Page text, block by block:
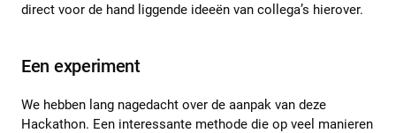
direct voor de hand liggende ideeën van collega’s hierover.
Een experiment
We hebben lang nagedacht over de aanpak van deze
Hackathon. Een interessante methode die op veel manieren